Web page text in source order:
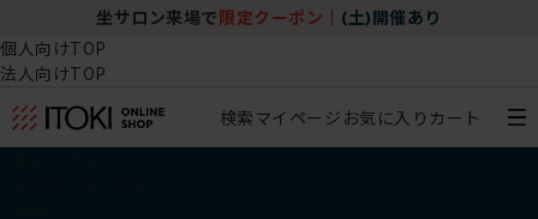
坐サロン来場で 限定クーポン (土)開催あり
個人向けTOP
法人向けTOP
検索マイページ お気に入り カート